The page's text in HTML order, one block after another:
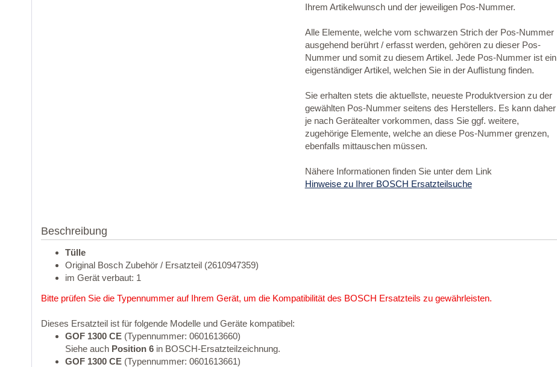
Ihrem Artikelwunsch und der jeweiligen Pos-Nummer.
Alle Elemente, welche vom schwarzen Strich der Pos-Nummer
ausgehend berührt / erfasst werden, gehören zu dieser Pos-
Nummer und somit zu diesem Artikel. Jede Pos-Nummer ist ein
eigenständiger Artikel, welchen Sie in der Auflistung finden.
Sie erhalten stets die aktuellste, neueste Produktversion zu der
gewählten Pos-Nummer seitens des Herstellers. Es kann daher
je nach Gerätealter vorkommen, dass Sie ggf. weitere,
zugehörige Elemente, welche an diese Pos-Nummer grenzen,
ebenfalls mittauschen müssen.
Nähere Informationen finden Sie unter dem Link
Hinweise zu Ihrer BOSCH Ersatzteilsuche
Beschreibung
Tülle
Original Bosch Zubehör / Ersatzteil (2610947359)
im Gerät verbaut: 1
Bitte prüfen Sie die Typennummer auf Ihrem Gerät, um die Kompatibilität des BOSCH Ersatzteils zu gewährleisten.
Dieses Ersatzteil ist für folgende Modelle und Geräte kompatibel:
GOF 1300 CE (Typennummer: 0601613660)
Siehe auch Position 6 in BOSCH-Ersatzteilzeichnung.
GOF 1300 CE (Typennummer: 0601613661)